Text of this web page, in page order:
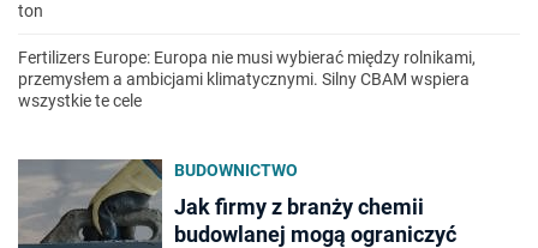
ton
Fertilizers Europe: Europa nie musi wybierać między rolnikami,
przemysłem a ambicjami klimatycznymi. Silny CBAM wspiera
wszystkie te cele
BUDOWNICTWO
Jak firmy z branży chemii
budowlanej mogą ograniczyć